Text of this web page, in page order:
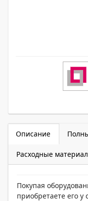
Описание
Расходные
Покупая
приобретаете его